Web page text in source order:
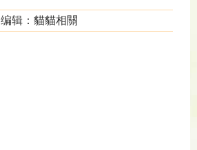
编辑：貓貓相關